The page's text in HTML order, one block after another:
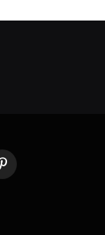
Pinterest